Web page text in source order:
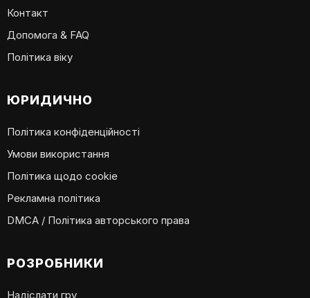
Контакт
Допомога & FAQ
Політика віку
ЮРИДИЧНО
Політика конфіденційності
Умови використання
Політика щодо cookie
Рекламна політика
DMCA / Політика авторського права
РОЗРОБНИКИ
Надіслати гру